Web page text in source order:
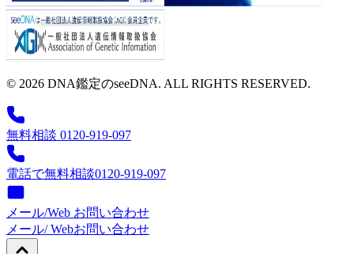
© 2026 DNA鑑定のseeDNA. ALL RIGHTS RESERVED.
無料相談 0120-919-097
電話で無料相談0120-919-097
メール/Web お問い合わせ
メール/ Webお問い合わせ